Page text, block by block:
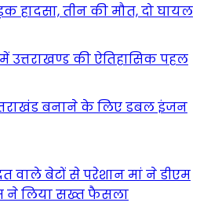
हादसा, तीन की मौत, दो घायल
में उत्तराखण्ड की ऐतिहासिक पहल
बनाने के लिए डबल इंजन
वाले बेटों से परेशान मां ने डीएम
ने लिया सख्त फैसला